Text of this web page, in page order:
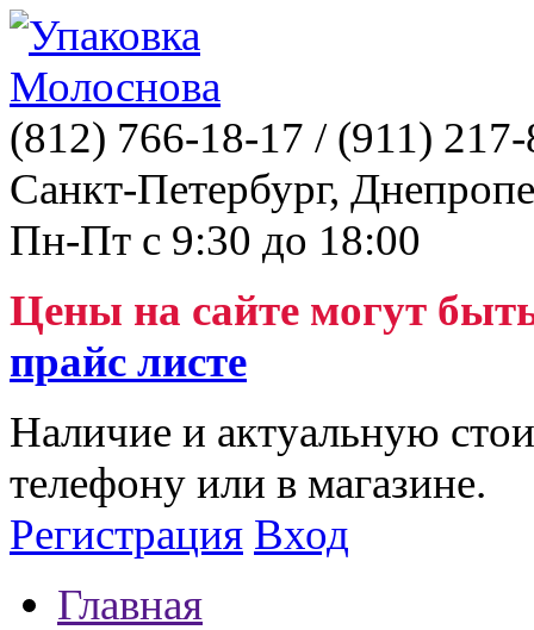
(812) 766-18-17 / (911)
Санкт-Петербург,
Пн-Пт с 9:30 до 18:00
Цены на сайте могут
прайс листе
Наличие и актуальную
телефону или в магазине.
Регистрация Вход
Главная